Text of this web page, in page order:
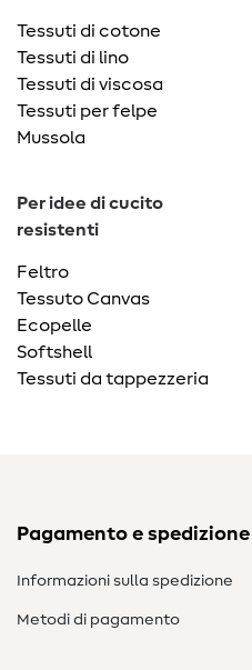
Tessuti di cotone
Tessuti di lino
Tessuti di viscosa
Tessuti per felpe
Mussola
Per idee di cucito
resistenti
Feltro
Tessuto Canvas
Ecopelle
Softshell
Tessuti da tappezzeria
Pagamento e spedizione
Informazioni sulla spedizione
Metodi di pagamento